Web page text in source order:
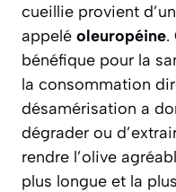
cueillie provient
appelé oleuropéine.
bénéfique pour la
la consommation
désamérisation a
dégrader ou
rendre l’olive
plus longue et la